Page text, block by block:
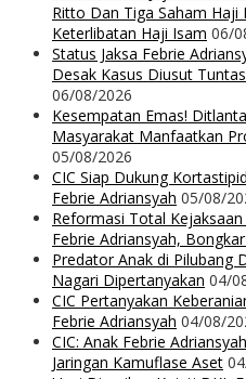
Ritto Dan Tiga Saham Haji
Keterlibatan Haji Isam 06/
Status Jaksa Febrie
Desak Kasus Diusut
06/08/2026
Kesempatan Emas!
Masyarakat Manfaatkan
05/08/2026
CIC Siap Dukung
Febrie Adriansyah 05/08/
Reformasi Total
Febrie Adriansyah,
Predator Anak di Pilubang
Nagari Dipertanyakan 04/
CIC Pertanyakan
Febrie Adriansyah 04/08/
CIC: Anak Febrie
Jaringan Kamuflase Aset